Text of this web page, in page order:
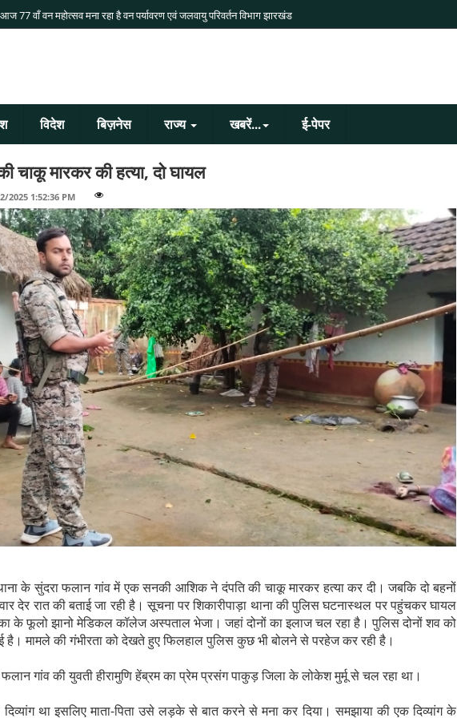
आज 77 वाँ वन महोत्सव मना रहा है वन पर्यावरण एवं जलवायु परिवर्तन विभाग झारखंड
विदेश बिज़नेस राज्य खबरें... ई-पेपर
मारकर की हत्या, दो घायल
2025 1:52:36 PM
के सुंदरा फलान गांव में एक सनकी आशिक ने दंपति की चाकू मारकर हत्या कर दी। जबकि दो बहनों
देर रात की बताई जा रही है। सूचना पर शिकारीपाड़ा थाना की पुलिस घटनास्थल पर पहुंचकर घायल
के फूलो झानो मेडिकल कॉलेज अस्पताल भेजा। जहां दोनों का इलाज चल रहा है। पुलिस दोनों शव को
मामले की गंभीरता को देखते हुए फिलहाल पुलिस कुछ भी बोलने से परहेज कर रही है।
गांव की युवती हीरामुणि हेंब्रम का प्रेम प्रसंग पाकुड़ जिला के लोकेश मुर्मू से चल रहा था।
था इसलिए माता-पिता उसे लड़के से बात करने से मना कर दिया। समझाया की एक दिव्यांग के